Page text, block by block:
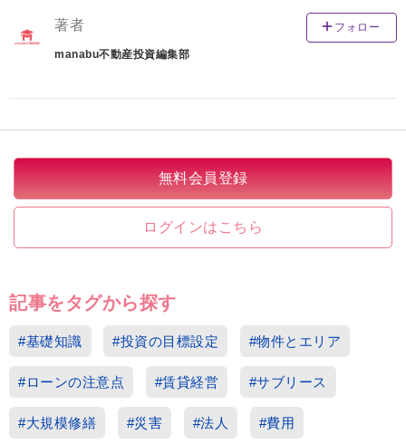
著者
manabu不動産投資編集部
フォロー
無料会員登録
ログインはこちら
記事をタグから探す
#基礎知識 #投資の目標設定 #物件とエリア
#ローンの注意点 #賃貸経営 #サブリース
#大規模修繕 #災害 #法人 #費用